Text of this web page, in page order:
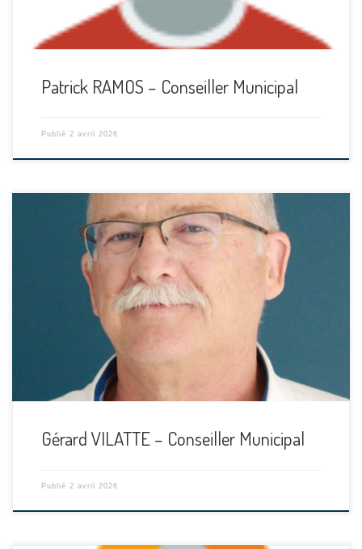
Patrick RAMOS – Conseiller Municipal
Publié 2 avril 2026
Gérard VILATTE – Conseiller Municipal
Publié 2 avril 2026